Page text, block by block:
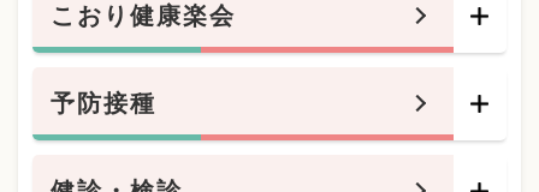
こおり健康楽会
予防接種